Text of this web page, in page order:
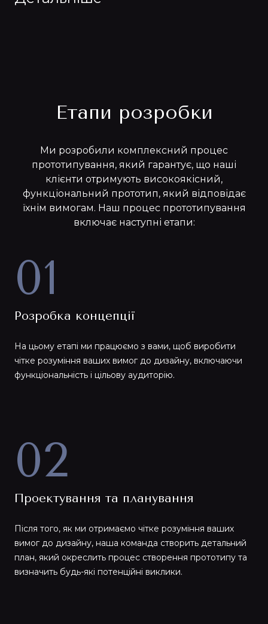
Етапи розробки
Ми розробили комплексний процес
прототипування, який гарантує, що наші
клієнти отримують високоякісний,
функціональний прототип, який відповідає
їхнім вимогам. Наш процес прототипування
включає наступні етапи:
01
Розробка концепції
На цьому етапі ми працюємо з вами, щоб виробити
чітке розуміння ваших вимог до дизайну, включаючи
функціональність і цільову аудиторію.
02
Проектування та планування
Після того, як ми отримаємо чітке розуміння ваших
вимог до дизайну, наша команда створить детальний
план, який окреслить процес створення прототипу та
визначить будь-які потенційні виклики.